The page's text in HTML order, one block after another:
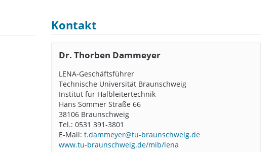
Kontakt
Dr. Thorben Dammeyer
LENA-Geschäftsführer
Technische Universität Braunschweig
Institut für Halbleitertechnik
Hans Sommer Straße 66
38106 Braunschweig
Tel.: 0531 391-3801
E-Mail: t.dammeyer@tu-braunschweig.de
www.tu-braunschweig.de/mib/lena